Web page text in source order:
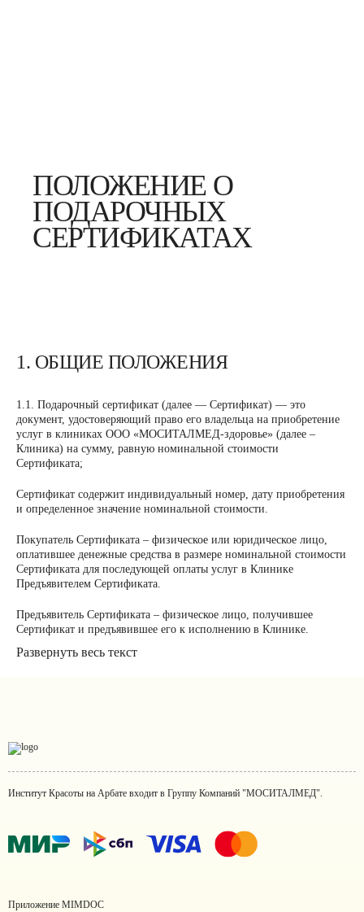
ПОЛОЖЕНИЕ О
ПОДАРОЧНЫХ
СЕРТИФИКАТАХ
1. ОБЩИЕ ПОЛОЖЕНИЯ
1.1. Подарочный сертификат (далее — Сертификат) — это
документ, удостоверяющий право его владельца на приобретение
услуг в клиниках ООО «МОСИТАЛМЕД-здоровье» (далее –
Клиника) на сумму, равную номинальной стоимости
Сертификата;
Сертификат содержит индивидуальный номер, дату приобретения
и определенное значение номинальной стоимости.
Покупатель Сертификата – физическое или юридическое лицо,
оплатившее денежные средства в размере номинальной стоимости
Сертификата для последующей оплаты услуг в Клинике
Предъявителем Сертификата.
Предъявитель Сертификата – физическое лицо, получившее
Сертификат и предъявившее его к исполнению в Клинике.
Развернуть весь текст
Институт Красоты на Арбате входит в Группу Компаний "МОСИТАЛМЕД".
Приложение MIMDOC